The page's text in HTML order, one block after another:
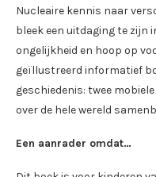
Nucleaire kennis naar
bleek een uitdaging te zijn
ongelijkheid en hoop op
geïllustreerd informatief
geschiedenis: twee
over de hele wereld
Een aanrader omdat…